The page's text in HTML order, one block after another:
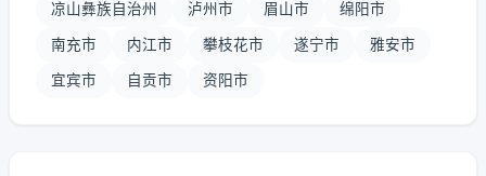
凉山彝族自治州 泸州市 眉山市 绵阳市
南充市 内江市 攀枝花市 遂宁市 雅安市
宜宾市 自贡市 资阳市